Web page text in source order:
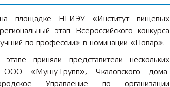
площадке НГИЭУ «Институт пищевых
этап Всероссийского конкурса
по профессии» в номинации «Повар».
приняли представители нескольких
«Мушу-Групп», Чкаловского дома-
Управление по организации